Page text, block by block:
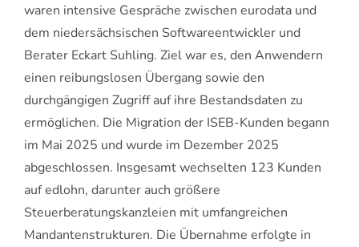
waren intensive Gespräche zwischen eurodata und
dem niedersächsischen Softwareentwickler und
Berater Eckart Suhling. Ziel war es, den Anwendern
einen reibungslosen Übergang sowie den
durchgängigen Zugriff auf ihre Bestandsdaten zu
ermöglichen. Die Migration der ISEB-Kunden begann
im Mai 2025 und wurde im Dezember 2025
abgeschlossen. Insgesamt wechselten 123 Kunden
auf edlohn, darunter auch größere
Steuerberatungskanzleien mit umfangreichen
Mandantenstrukturen. Die Übernahme erfolgte in